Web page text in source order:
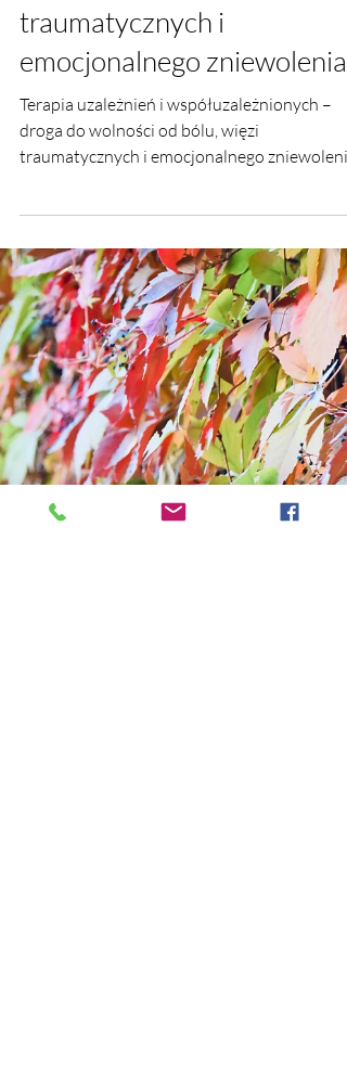
5 paź 2025
🎓 Terapia uzależnień i
współuzależnionych – droga
do wolności od bólu, więzi
traumatycznych i
emocjonalnego zniewolenia
Terapia uzależnień i współuzależnionych –
droga do wolności od bólu, więzi
traumatycznych i emocjonalnego